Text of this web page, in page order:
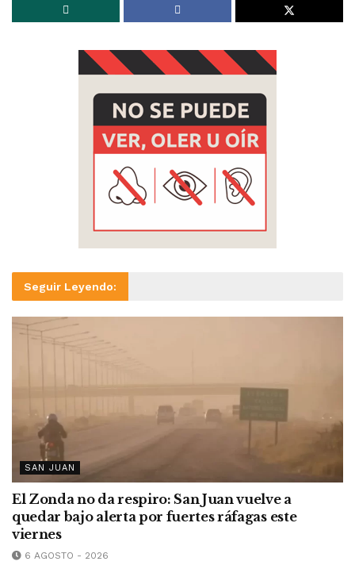
Seguir Leyendo:
SAN JUAN
El Zonda no da respiro: San Juan vuelve a
quedar bajo alerta por fuertes ráfagas este
viernes
6 AGOSTO - 2026